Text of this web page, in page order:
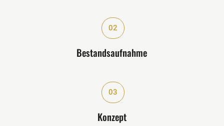
02
Bestandsaufnahme
03
Konzept